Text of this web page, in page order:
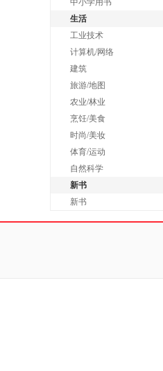
中小学用书
生活
工业技术
计算机/网络
建筑
旅游/地图
农业/林业
烹饪/美食
时尚/美妆
体育/运动
自然科学
新书
新书